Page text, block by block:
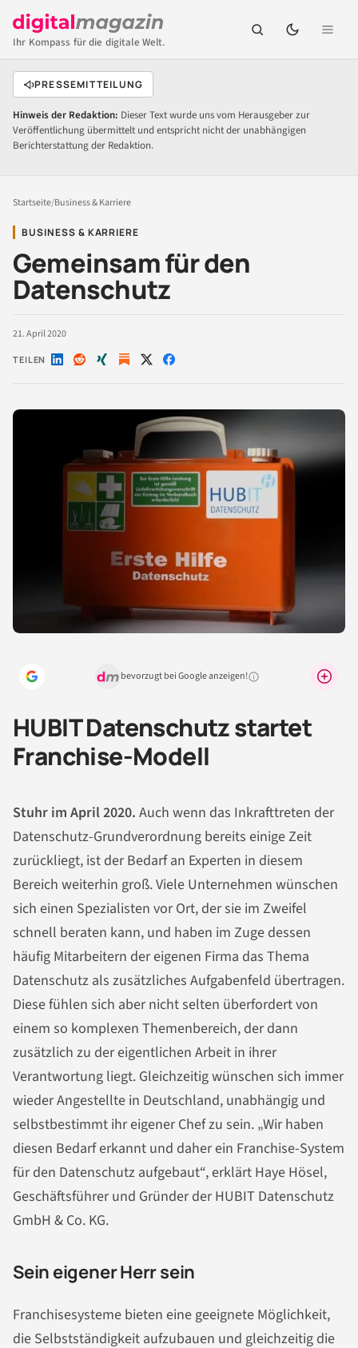
Ihr Kompass für die digitale Welt.
PRESSEMITTEILUNG
Hinweis der Redaktion: Dieser Text wurde uns vom Herausgeber zur
Veröffentlichung übermittelt und entspricht nicht der unabhängigen
Berichterstattung der Redaktion.
Startseite/Business & Karriere
BUSINESS & KARRIERE
Gemeinsam für den
Datenschutz
21. April 2020
TEILEN Auf Auf Auf Auf Auf
bevorzugt bei Google anzeigen!Warum lohnt sich das?
HUBIT Datenschutz startet
Franchise-Modell
Stuhr im April 2020. Auch wenn das Inkrafttreten der
Datenschutz-Grundverordnung bereits einige Zeit
zurückliegt, ist der Bedarf an Experten in diesem
Bereich weiterhin groß. Viele Unternehmen wünschen
sich einen Spezialisten vor Ort, der sie im Zweifel
schnell beraten kann, und haben im Zuge dessen
häufig Mitarbeitern der eigenen Firma das Thema
Datenschutz als zusätzliches Aufgabenfeld übertragen.
Diese fühlen sich aber nicht selten überfordert von
einem so komplexen Themenbereich, der dann
zusätzlich zu der eigentlichen Arbeit in ihrer
Verantwortung liegt. Gleichzeitig wünschen sich immer
wieder Angestellte in Deutschland, unabhängig und
selbstbestimmt ihr eigener Chef zu sein. „Wir haben
diesen Bedarf erkannt und daher ein Franchise-System
für den Datenschutz aufgebaut“, erklärt Haye Hösel,
Geschäftsführer und Gründer der HUBIT Datenschutz
GmbH & Co. KG.
Sein eigener Herr sein
Franchisesysteme bieten eine geeignete Möglichkeit,
die Selbstständigkeit aufzubauen und gleichzeitig die